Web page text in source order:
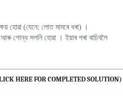
হোৱা (যেনে: লোত মামৰে ধৰা) ।
আৰু গোন্ধ সলনি হোৱা । ইয়াৰ পৰা বাচিবলৈ
HERE FOR COMPLETED SOLUTION)